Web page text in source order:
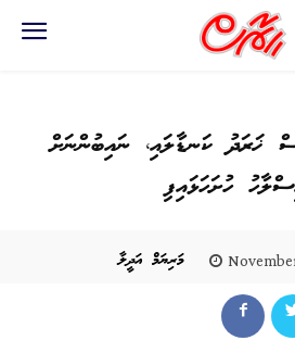
ޚަރަދު ކަނޑާލައި، ނައިބުންނަށް
ހުށަހަޅައިފި
މަރިޔަމް އަދީލާ